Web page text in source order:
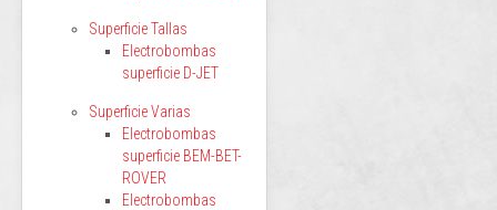
Superficie Tallas
Electrobombas
superficie D-JET
Superficie Varias
Electrobombas
superficie BEM-BET-
ROVER
Electrobombas